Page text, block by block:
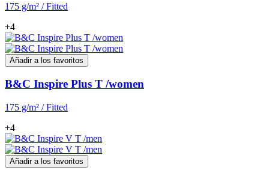
175 g/m² / Fitted
+4
Añadir a los favoritos
B&C Inspire Plus T /women
175 g/m² / Fitted
+4
Añadir a los favoritos